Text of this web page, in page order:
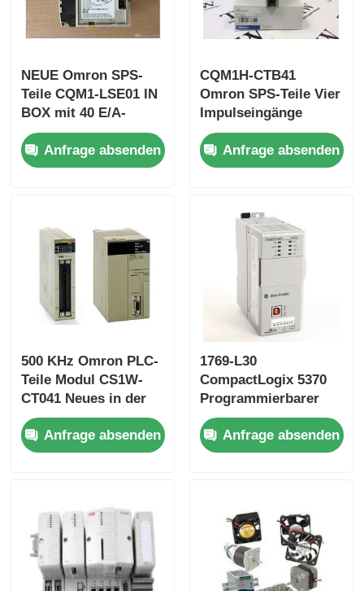
Kontakt mit uns
Omron SPS-Teile
Allen Bradley PLC-Teile
Yokogawa Stardom PLC
Hima Safety Plc
Foxboro PLC
ICS Triplex PLC
Schneider PLC-Modul
Ge-Fanuc-Modul
NEUE Omron SPS-
Teile CQM1-LSE01 IN
BOX mit 40 E/A-
Punkten
Anfrage absenden
CQM1H-CTB41
Omron SPS-Teile Vier
Impulseingänge
InnenAnfrage absenden
500 KHz Omron PLC-
Teile Modul CS1W-
CT041 Neues in der
Box CS1WCT041
Anfrage absenden
1769-L30
CompactLogix 5370
Programmierbarer
Automatisierungs-
Controller
Anfrage absenden